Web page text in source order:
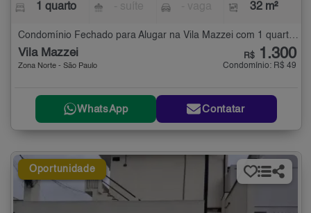
1 quarto 32 m²
Condomínio Fechado para Alugar na Vila Mazzei com 1 quarto - 32 m²
Vila Mazzei
Zona Norte - São Paulo
R$ 1.300
Condomínio: R$ 49
WhatsApp Contatar
Oportunidade